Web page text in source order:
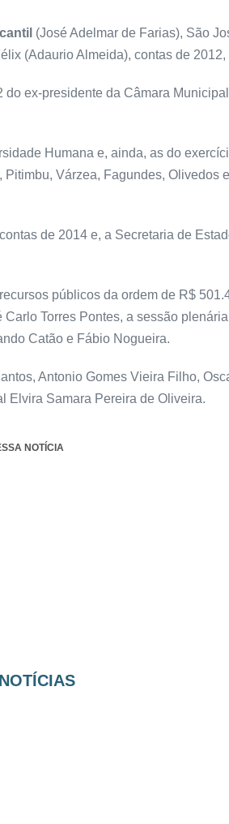
(José Adelmar de Farias), São
(Adaurio Almeida), contas de
ex-presidente da Câmara
Humana e, ainda, as do
Várzea, Fagundes, Olivedos
de 2014 e, a Secretaria de
públicos da ordem de R$
Torres Pontes, a sessão
Catão e Fábio Nogueira.
Antonio Gomes Vieira Filho,
Elvira Samara Pereira de Oliveira.
NOTÍCIA